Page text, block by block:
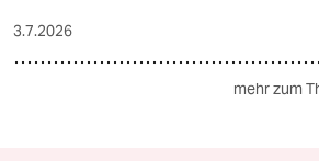
3.7.2026
mehr zum